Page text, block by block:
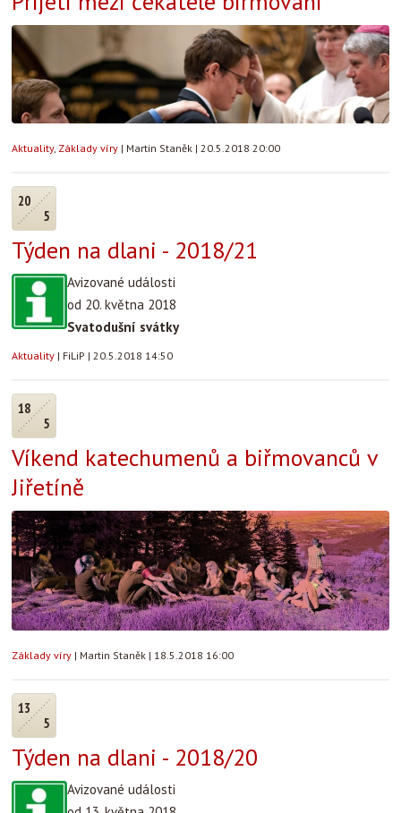
Aktuality, Základy víry | Martin Staněk | 20.5.2018 20:00
20
5
Týden na dlani - 2018/21
Avizované události
od 20. května 2018
Svatodušní svátky
Aktuality | FiLiP | 20.5.2018 14:50
18
5
Víkend katechumenů a biřmovanců v
Jiřetíně
Základy víry | Martin Staněk | 18.5.2018 16:00
13
5
Týden na dlani - 2018/20
Avizované události